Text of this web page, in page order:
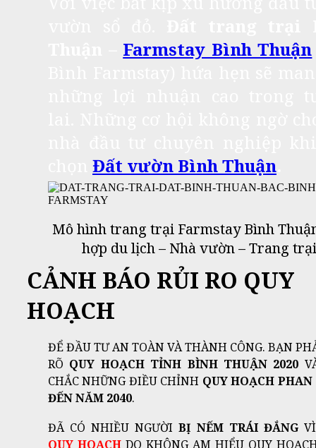
Farmstay Bình Thuận
Đất vườn Bình Thuận
Mô hình trang trại Farmstay Bình
hợp du lịch – Nhà vườn – Trang
CẢNH BÁO RỦI RO QUY
HOẠCH
ĐỂ ĐẦU TƯ AN TOÀN VÀ THÀNH CÔNG. BẠN
RÕ QUY HOẠCH TỈNH BÌNH THUẬN 2020
CHẮC NHỮNG ĐIỀU CHỈNH QUY HOẠCH
ĐẾN NĂM 2040.
ĐÃ CÓ NHIỀU NGƯỜIBỊ NẾM TRÁI ĐẮNG
QUY HOẠCH DO KHÔNG AM HIỂU QUY